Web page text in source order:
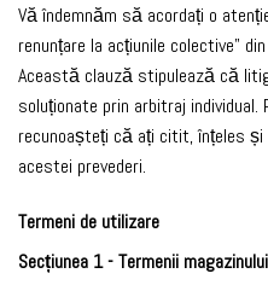
Vă îndemnăm să acordați o
renunțare la acțiunile colective"
Această clauză stipulează că
soluționate prin arbitraj
recunoașteți că ați citit, înțeles și
acestei prevederi.
Termeni de utilizare
Secțiunea 1 - Termenii